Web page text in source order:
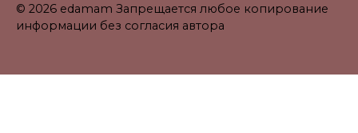
© 2026 edamam Запрещается любое копирование
информации без согласия автора